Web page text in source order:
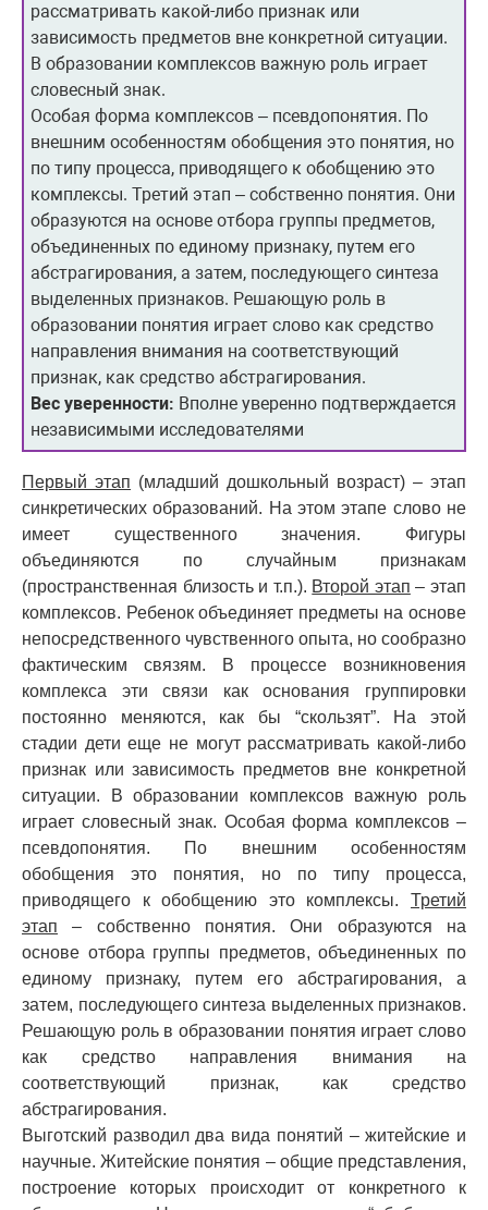
рассматривать какой-либо признак или
зависимость предметов вне конкретной ситуации.
В образовании комплексов важную роль играет
словесный знак.
Особая форма комплексов – псевдопонятия. По
внешним особенностям обобщения это понятия, но
по типу процесса, приводящего к обобщению это
комплексы. Третий этап – собственно понятия. Они
образуются на основе отбора группы предметов,
объединенных по единому признаку, путем его
абстрагирования, а затем, последующего синтеза
выделенных признаков. Решающую роль в
образовании понятия играет слово как средство
направления внимания на соответствующий
признак, как средство абстрагирования.
Вес уверенности: Вполне уверенно подтверждается
независимыми исследователями
Первый этап (младший дошкольный возраст) – этап
синкретических образований. На этом этапе слово не
имеет существенного значения. Фигуры
объединяются по случайным признакам
(пространственная близость и т.п.). Второй этап – этап
комплексов. Ребенок объединяет предметы на основе
непосредственного чувственного опыта, но сообразно
фактическим связям. В процессе возникновения
комплекса эти связи как основания группировки
постоянно меняются, как бы “скользят”. На этой
стадии дети еще не могут рассматривать какой-либо
признак или зависимость предметов вне конкретной
ситуации. В образовании комплексов важную роль
играет словесный знак. Особая форма комплексов –
псевдопонятия. По внешним особенностям
обобщения это понятия, но по типу процесса,
приводящего к обобщению это комплексы. Третий
этап – собственно понятия. Они образуются на
основе отбора группы предметов, объединенных по
единому признаку, путем его абстрагирования, а
затем, последующего синтеза выделенных признаков.
Решающую роль в образовании понятия играет слово
как средство направления внимания на
соответствующий признак, как средство
абстрагирования.
Выготский разводил два вида понятий – житейские и
научные. Житейские понятия – общие представления,
построение которых происходит от конкретного к